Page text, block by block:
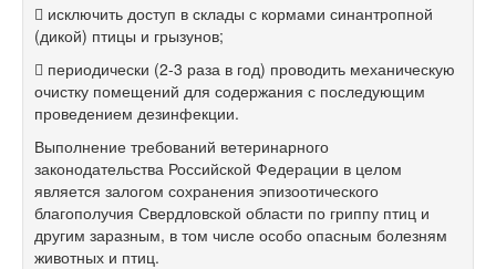
 исключить доступ в склады с кормами синантропной
(дикой) птицы и грызунов;
 периодически (2-3 раза в год) проводить механическую
очистку помещений для содержания с последующим
проведением дезинфекции.
Выполнение требований ветеринарного
законодательства Российской Федерации в целом
является залогом сохранения эпизоотического
благополучия Свердловской области по гриппу птиц и
другим заразным, в том числе особо опасным болезням
животных и птиц.